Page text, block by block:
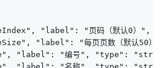
"label": "页码（默认0）",
"label": "每页页数（默认50
"label": "编号", "type":